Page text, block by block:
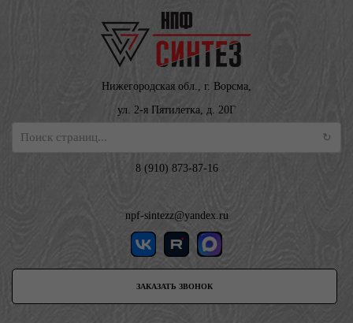
Нижегородская обл., г. Ворсма,
ул. 2-я Пятилетка, д. 20Г
8 (910) 873-87-16
npf-sintezz@yandex.ru
ЗАКАЗАТЬ ЗВОНОК